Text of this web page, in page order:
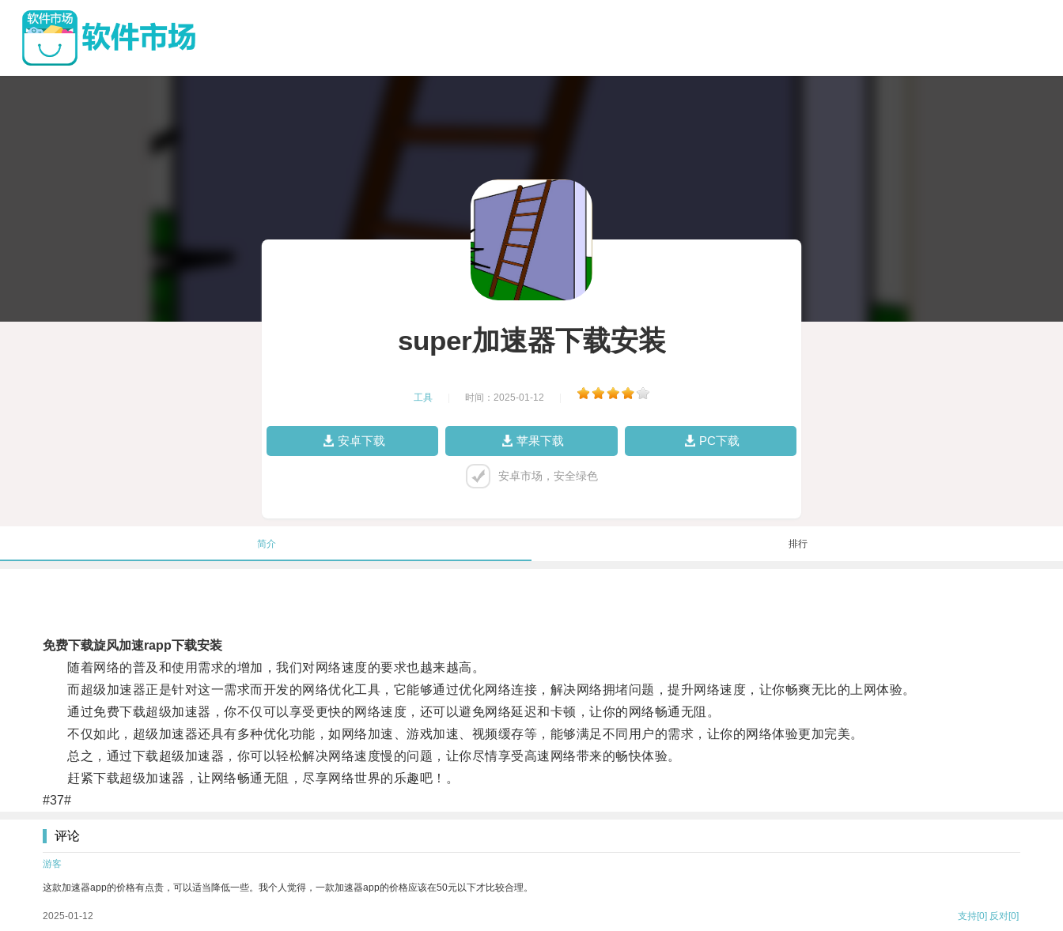
super加速器下载安装
工具 时间：2025-01-12
安卓下载 苹果下载 PC下载
安卓市场，安全绿色
简介 排行
免费下载旋风加速rapp下载安装
随着网络的普及和使用需求的增加，我们对网络速度的要求也越来越高。
而超级加速器正是针对这一需求而开发的网络优化工具，它能够通过优化网络连接，解决网络拥堵问题，提升网络速度，让你畅爽无比的上网体验。
通过免费下载超级加速器，你不仅可以享受更快的网络速度，还可以避免网络延迟和卡顿，让你的网络畅通无阻。
不仅如此，超级加速器还具有多种优化功能，如网络加速、游戏加速、视频缓存等，能够满足不同用户的需求，让你的网络体验更加完美。
总之，通过下载超级加速器，你可以轻松解决网络速度慢的问题，让你尽情享受高速网络带来的畅快体验。
赶紧下载超级加速器，让网络畅通无阻，尽享网络世界的乐趣吧！。
#37#
评论
游客
这款加速器app的价格有点贵，可以适当降低一些。我个人觉得，一款加速器app的价格应该在50元以下才比较合理。
2025-01-12 支持[0] 反对[0]